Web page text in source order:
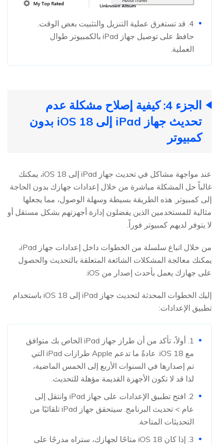
4. قد تستغرق عملية التنزيل والتثبيت بعض الوقت.
حافظ على توصيل جهاز iPad بالكمبيوتر طوال
العملية.
الجزء 4: كيفية إصلاح مشكلة عدم
تحديث جهاز iPad إلى iOS 18 بدون
كمبيوتر
عند مواجهة مشاكل في تحديث جهاز iPad إلى iOS 18، يمكنك
غالباً حل المشكلة مباشرة من خلال إعدادات جهازك بدون الحاجة
إلى كمبيوتر. هذه الطريقة بسيطة وسهلة الوصول، مما يجعلها
مثالية للمستخدمين الذين يفضلون إدارة أجهزتهم بشكل مستقل أو
لا يتوفر لديهم كمبيوتر فوراً.
من خلال اتباع سلسلة من الخطوات داخل إعدادات جهاز iPad،
يمكنك معالجة المشكلات الشائعة المتعلقة بالتحديث والحصول
على جهازك يعمل بأحدث إصدار من iOS.
إليك الخطوات المحدثة لتحديث جهاز iPad إلى iOS 18 باستخدام
تطبيق الإعدادات:
1. أولاً، تأكد من أن طراز جهاز iPad الخاص بك متوافق
مع iOS 18. عادةً ما تدعم Apple طرازات iPad التي
تم إصدارها في السنوات الأربع إلى الخمس الماضية،
لذا قد لا تكون الأجهزة القديمة مؤهلة للتحديث.
2. افتح تطبيق الإعدادات على جهاز iPad وانتقل إلى
عام > تحديث البرنامج. سيتحقق جهاز iPad تلقائيًا من
التحديثات المتاحة.
3. إذا كان iOS 18 متاحًا لجهازك، ستراه مدرجًا على